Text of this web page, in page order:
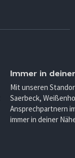
Immer in
Mit unseren
Saerbeck,
Ansprechpartnern
immer in deiner